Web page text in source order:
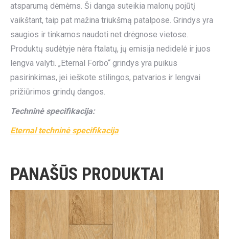
atsparumą dėmėms. Ši danga suteikia malonų pojūtį
vaikštant, taip pat mažina triukšmą patalpose. Grindys yra
saugios ir tinkamos naudoti net drėgnose vietose.
Produktų sudėtyje nėra ftalatų, jų emisija nedidelė ir juos
lengva valyti. „Eternal Forbo“ grindys yra puikus
pasirinkimas, jei ieškote stilingos, patvarios ir lengvai
prižiūrimos grindų dangos.
Techninė specifikacija:
Eternal techninė specifikacija
PANAŠŪS PRODUKTAI